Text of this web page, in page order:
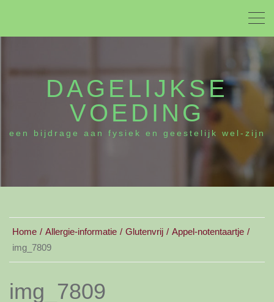
DAGELIJKSE
VOEDING
een bijdrage aan fysiek en geestelijk wel-zijn
Home Allergie-informatie Glutenvrij
Appel-notentaartje
img_7809
img_7809